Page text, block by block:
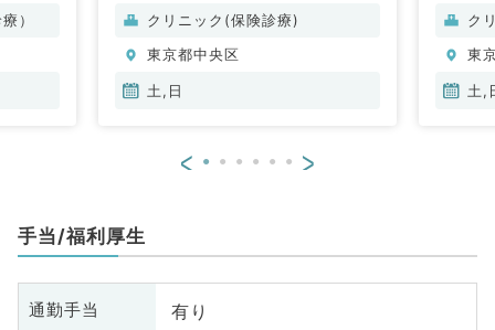
）
ルギー科、リウマチ科、小児科、
脳神経外科、呼吸器外科、心臓血
管外科、小児外科、皮膚科、泌尿
放射線科、リハビリテーション
科系全般、一般外科、消化器外
クリニック(保険診療)
東京都中央区
土,日
ク
東
土,
< >
手当/福利厚生
通勤手当 有り